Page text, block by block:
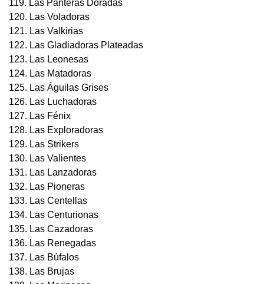
119. Las Panteras Doradas
120. Las Voladoras
121. Las Valkirias
122. Las Gladiadoras Plateadas
123. Las Leonesas
124. Las Matadoras
125. Las Águilas Grises
126. Las Luchadoras
127. Las Fénix
128. Las Exploradoras
129. Las Strikers
130. Las Valientes
131. Las Lanzadoras
132. Las Pioneras
133. Las Centellas
134. Las Centurionas
135. Las Cazadoras
136. Las Renegadas
137. Las Búfalos
138. Las Brujas